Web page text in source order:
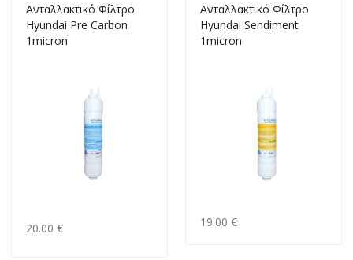
Ανταλλακτικό Φίλτρο
Hyundai Pre Carbon
1micron
20.00 €
Ανταλλακτικό Φίλτρο
Hyundai Sendiment
1micron
19.00 €